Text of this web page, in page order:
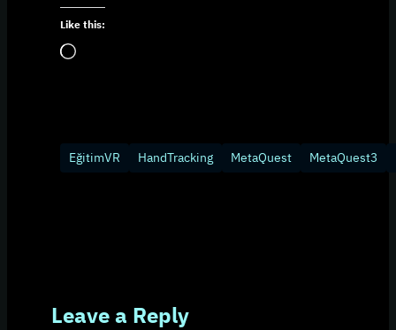
Like this:
Loading…
EğitimVR HandTracking MetaQuest MetaQuest3
Leave a Reply